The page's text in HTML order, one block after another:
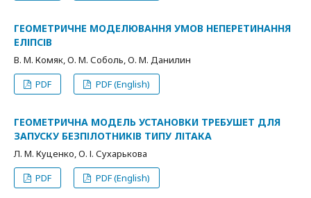
ГЕОМЕТРИЧНЕ МОДЕЛЮВАННЯ УМОВ НЕПЕРЕТИНАННЯ
ЕЛІПСІВ
В. М. Комяк, О. М. Соболь, О. М. Данилин
PDF
PDF (English)
ГЕОМЕТРИЧНА МОДЕЛЬ УСТАНОВКИ ТРЕБУШЕТ ДЛЯ
ЗАПУСКУ БЕЗПІЛОТНИКІВ ТИПУ ЛІТАКА
Л. М. Куценко, О. І. Сухарькова
PDF
PDF (English)